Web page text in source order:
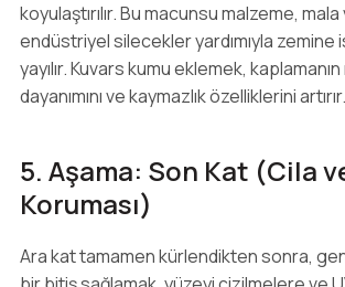
koyulaştırılır. Bu macunsu malzeme,
endüstriyel silecekler yardımıyla zemine
yayılır. Kuvars kumu eklemek,
dayanımını ve kaymazlık özelliklerini artırır.
5. Aşama: Son Kat (Cila
Koruması)
Ara kat tamamen kürlendikten sonra,